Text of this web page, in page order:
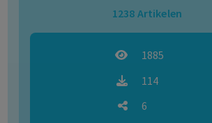
1238 Artikelen
1885
114
6